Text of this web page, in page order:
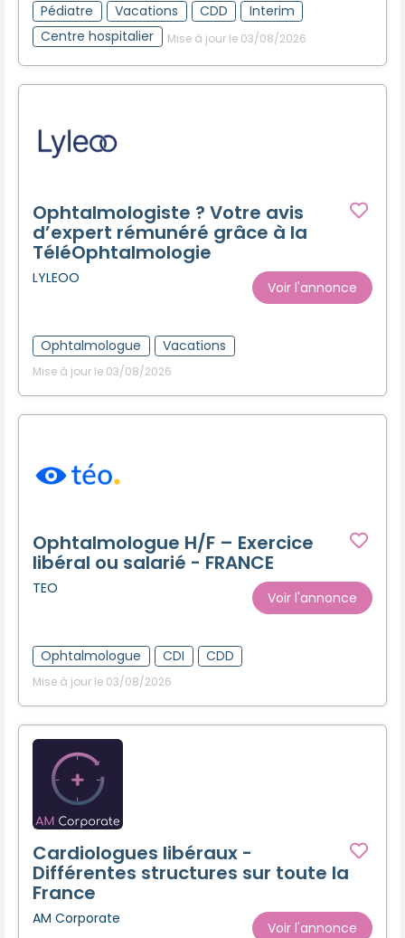
Pédiatre Vacations CDD
Interim
Centre hospitalier
Mise à jour le 03/08/2026
Ophtalmologiste ? Votre avis
d’expert rémunéré grâce à la
TéléOphtalmologie
LYLEOO
Voir l'annonce
Ophtalmologue Vacations
Mise à jour le 03/08/2026
Ophtalmologue H/F – Exercice
libéral ou salarié - FRANCE
TEO
Voir l'annonce
Ophtalmologue CDI CDD
Mise à jour le 03/08/2026
Cardiologues libéraux -
Différentes structures sur toute la
France
AM Corporate
Voir l'annonce